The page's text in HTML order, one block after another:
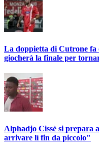
La doppietta di Cutrone fa
giocherà la finale per
Alphadjo Cissè si prepara
arrivare lì fin da piccolo"